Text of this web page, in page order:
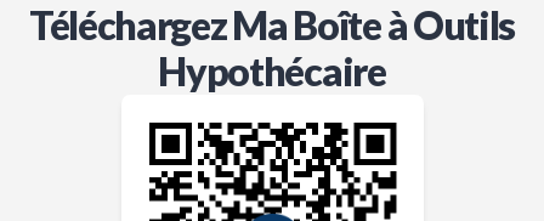
Téléchargez Ma Boîte à Outils
Hypothécaire